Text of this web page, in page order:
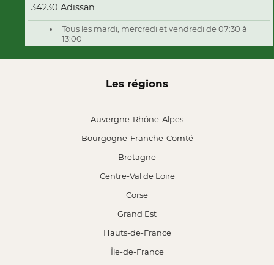
34230 Adissan
Tous les mardi, mercredi et vendredi de 07:30 à
13:00
Les régions
Auvergne-Rhône-Alpes
Bourgogne-Franche-Comté
Bretagne
Centre-Val de Loire
Corse
Grand Est
Hauts-de-France
Île-de-France